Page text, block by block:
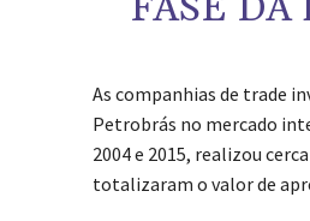
As companhias de trade
Petrobrás no mercado
2004 e 2015, realizou
totalizaram o valor de